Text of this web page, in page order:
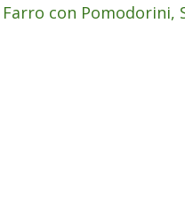
con Pomodorini,